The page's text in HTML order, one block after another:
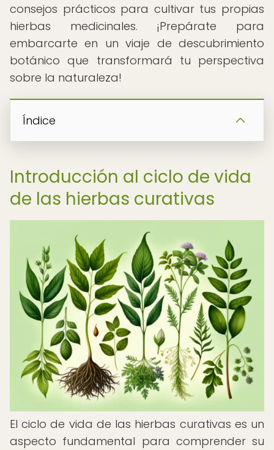
consejos prácticos para cultivar tus propias
hierbas medicinales. ¡Prepárate para
embarcarte en un viaje de descubrimiento
botánico que transformará tu perspectiva
sobre la naturaleza!
Índice
Introducción al ciclo de vida
de las hierbas curativas
El ciclo de vida de las hierbas curativas es un
aspecto fundamental para comprender su